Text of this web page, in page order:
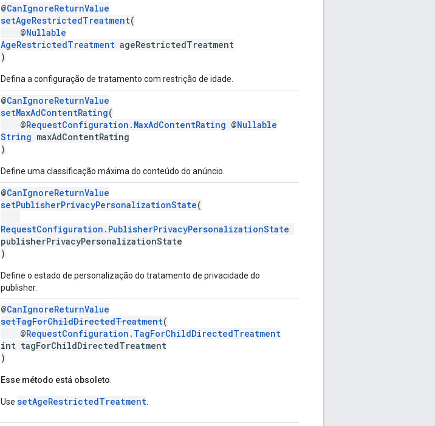
@CanIgnoreReturnValue
setAgeRestrictedTreatment(
@Nullable
AgeRestrictedTreatment ageRestrictedTreatment
)
Defina a configuração de tratamento com restrição de idade.
@CanIgnoreReturnValue
setMaxAdContentRating(
@RequestConfiguration.MaxAdContentRating @Nullable
String maxAdContentRating
)
Define uma classificação máxima do conteúdo do anúncio.
@CanIgnoreReturnValue
setPublisherPrivacyPersonalizationState(
RequestConfiguration.PublisherPrivacyPersonalizationState
publisherPrivacyPersonalizationState
)
Define o estado de personalização do tratamento de privacidade do
publisher.
@CanIgnoreReturnValue
setTagForChildDirectedTreatment(
@RequestConfiguration.TagForChildDirectedTreatment
int tagForChildDirectedTreatment
)
Esse método está obsoleto
Use setAgeRestrictedTreatment